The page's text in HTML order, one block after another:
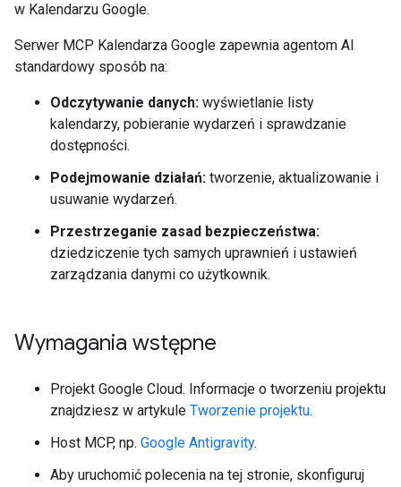
w Kalendarzu Google.
Serwer MCP Kalendarza Google zapewnia agentom AI
standardowy sposób na:
Odczytywanie danych: wyświetlanie listy
kalendarzy, pobieranie wydarzeń i sprawdzanie
dostępności.
Podejmowanie działań: tworzenie, aktualizowanie i
usuwanie wydarzeń.
Przestrzeganie zasad bezpieczeństwa:
dziedziczenie tych samych uprawnień i ustawień
zarządzania danymi co użytkownik.
Wymagania wstępne
Projekt Google Cloud. Informacje o tworzeniu projektu
znajdziesz w artykule Tworzenie projektu.
Host MCP, np. Google Antigravity.
Aby uruchomić polecenia na tej stronie, skonfiguruj